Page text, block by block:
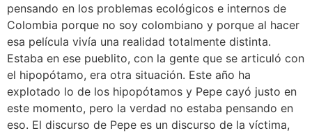
pensando en los problemas ecológicos e internos de
Colombia porque no soy colombiano y porque al hacer
esa película vivía una realidad totalmente distinta.
Estaba en ese pueblito, con la gente que se articuló con
el hipopótamo, era otra situación. Este año ha
explotado lo de los hipopótamos y Pepe cayó justo en
este momento, pero la verdad no estaba pensando en
eso. El discurso de Pepe es un discurso de la víctima,